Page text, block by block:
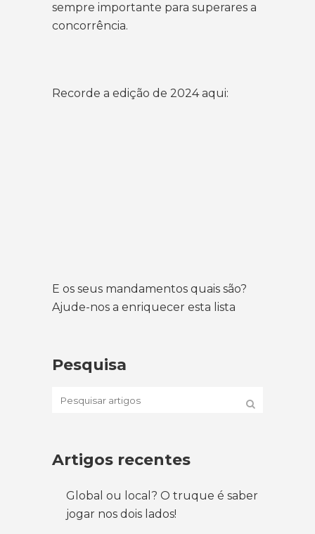
sempre importante para superares a
concorrência.
Recorde a edição de 2024 aqui:
E os seus mandamentos quais são?
Ajude-nos a enriquecer esta lista
Pesquisa
Artigos recentes
Global ou local? O truque é saber
jogar nos dois lados!